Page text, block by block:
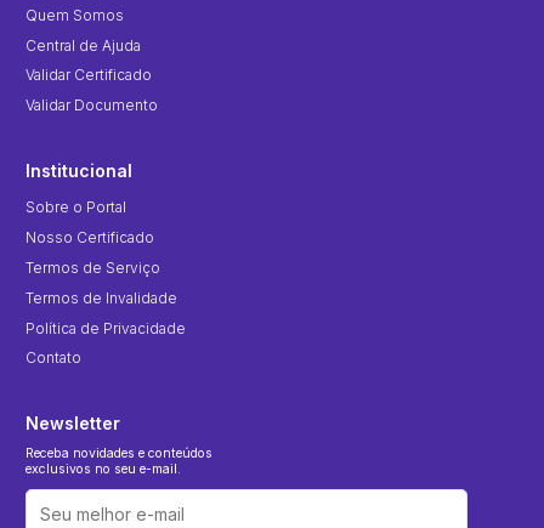
Quem Somos
Central de Ajuda
Validar Certificado
Validar Documento
Institucional
Sobre o Portal
Nosso Certificado
Termos de Serviço
Termos de Invalidade
Política de Privacidade
Contato
Newsletter
Receba novidades e conteúdos
exclusivos no seu e-mail.